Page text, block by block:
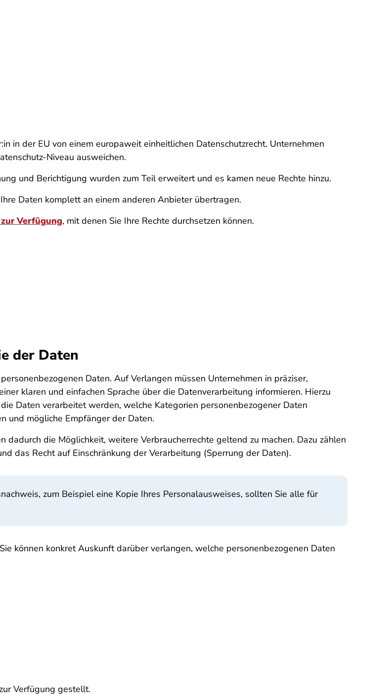
in der EU von einem europaweit einheitlichen Datenschutzrecht. Unternehmen
Niveau ausweichen.
und Berichtigung wurden zum Teil erweitert und es kamen neue Rechte hinzu.
Daten komplett an einem anderen Anbieter übertragen.
Verfügung, mit denen Sie Ihre Rechte durchsetzen können.
der Daten
Daten. Auf Verlangen müssen Unternehmen in präziser,
klaren und einfachen Sprache über die Datenverarbeitung informieren. Hierzu
Daten verarbeitet werden, welche Kategorien personenbezogener Daten
und mögliche Empfänger der Daten.
die Möglichkeit, weitere Verbraucherrechte geltend zu machen. Dazu zählen
das Recht auf Einschränkung der Verarbeitung (Sperrung der Daten).
zum Beispiel eine Kopie Ihres Personalausweises, sollten Sie alle für
können konkret Auskunft darüber verlangen, welche personenbezogenen Daten
Verfügung gestellt.